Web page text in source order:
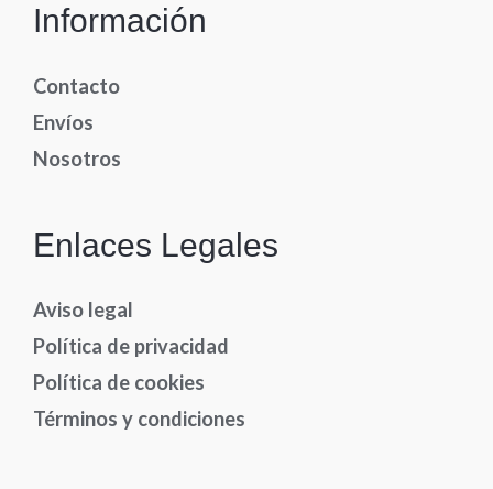
Información
Contacto
Envíos
Nosotros
Enlaces Legales
Aviso legal
Política de privacidad
Política de cookies
Términos y condiciones